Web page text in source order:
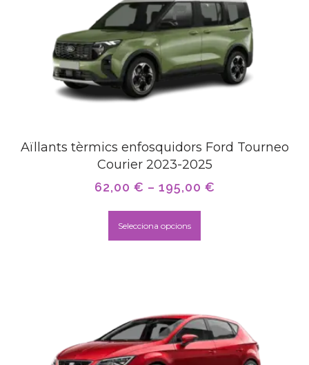
Aïllants tèrmics enfosquidors Ford Tourneo
Courier 2023-2025
62,00 € – 195,00 €
Selecciona opcions